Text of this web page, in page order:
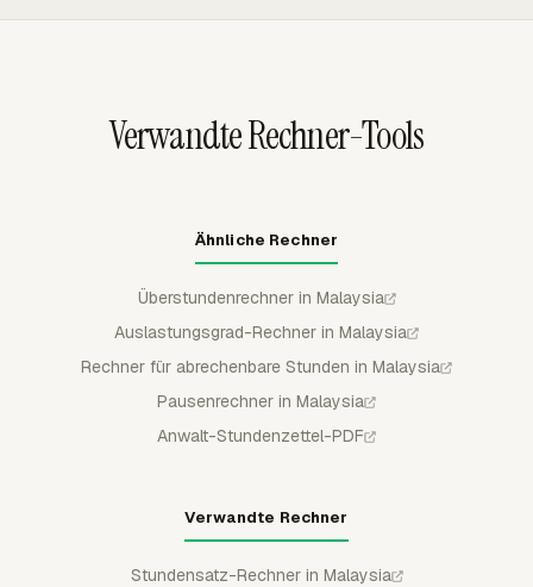
Verwandte Rechner-Tools
Ähnliche Rechner
Überstundenrechner in Malaysia
Auslastungsgrad-Rechner in Malaysia
Rechner für abrechenbare Stunden in Malaysia
Pausenrechner in Malaysia
Anwalt-Stundenzettel-PDF
Verwandte Rechner
Stundensatz-Rechner in Malaysia